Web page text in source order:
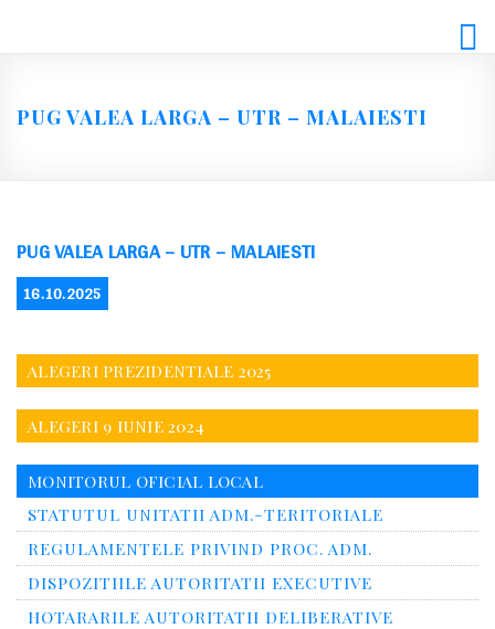
PUG VALEA LARGA – UTR – MALAIESTI
PUG VALEA LARGA – UTR – MALAIESTI
POSTED
ON
16.10.2025
ALEGERI PREZIDENTIALE 2025
ALEGERI 9 IUNIE 2024
MONITORUL OFICIAL LOCAL
STATUTUL UNITATII ADM.-TERITORIALE
REGULAMENTELE PRIVIND PROC. ADM.
DISPOZITIILE AUTORITATII EXECUTIVE
HOTARARILE AUTORITATII DELIBERATIVE